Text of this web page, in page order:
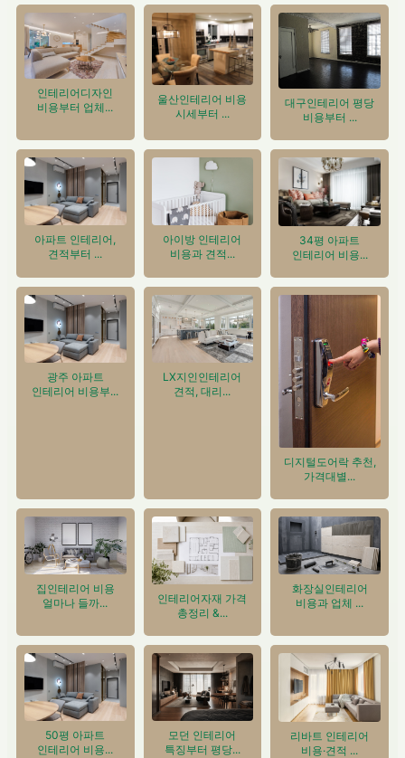
인테리어디자인
비용부터 업체...
울산인테리어 비용
시세부터 ...
대구인테리어 평당
비용부터 ...
아파트 인테리어,
견적부터 ...
아이방 인테리어
비용과 견적...
34평 아파트
인테리어 비용...
광주 아파트
인테리어 비용부...
LX지인인테리어
견적, 대리...
디지털도어락 추천,
가격대별...
집인테리어 비용
얼마나 들까...
인테리어자재 가격
총정리 &...
화장실인테리어
비용과 업체 ...
50평 아파트
인테리어 비용...
모던 인테리어
특징부터 평당...
리바트 인테리어
비용·견적 ...